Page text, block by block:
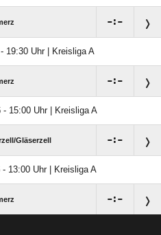
:
19:30 Uhr | Kreisliga A
:
15:00 Uhr | Kreisliga A
​Gläserzell :
13:00 Uhr | Kreisliga A
: